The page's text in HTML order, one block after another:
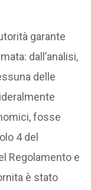
garante
dall’analisi,
delle
fosse
4 del
Regolamento e
è stato